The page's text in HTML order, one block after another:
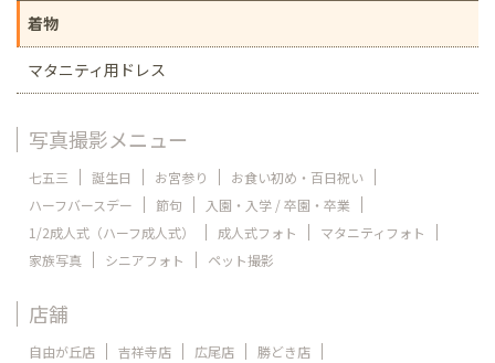
着物
マタニティ用ドレス
写真撮影メニュー
七五三 誕生日 お宮参り
お食い初め・百日祝い
ハーフバースデー
節句
入園・入学 / 卒園・卒業
1/2成人式（ハーフ成人式）
成人式フォト
マタニティフォト
家族写真
シニアフォト ペット撮影
店舗
自由が丘店 吉祥寺店 広尾店
勝どき店